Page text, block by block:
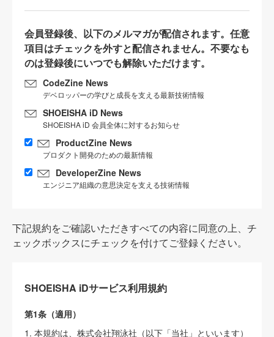
会員登録後、以下のメルマガが配信されます。任意
項目はチェックを外すと配信されません。不要なも
のは登録後にいつでも解除いただけます。
CodeZine News
デベロッパーの学びと成長を支える最新技術情報
SHOEISHA iD News
SHOEISHA iD 会員全体に対するお知らせ
ProductZine News
プロダクト開発のための最新情報
DeveloperZine News
エンジニア組織の意思決定を支える技術情報
下記規約をご確認いただきすべての内容に同意の上、チ
ェックボックスにチェックを付けてご登録ください。
SHOEISHA iDサービス利用規約
第1条（適用）
1. 本規約は、株式会社翔泳社（以下「当社」といいます）